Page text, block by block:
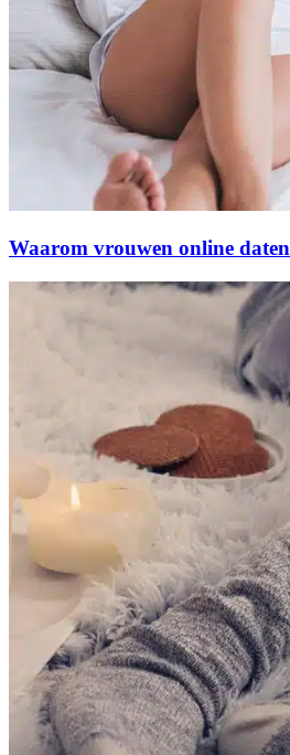
Waarom vrouwen online daten